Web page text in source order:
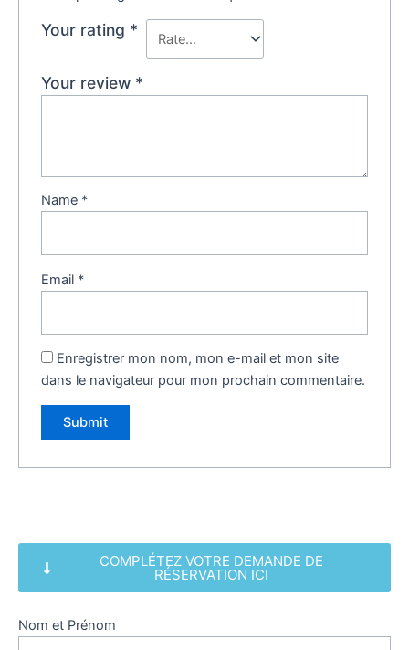
Your rating *
Your review *
Name *
Email *
Enregistrer mon nom, mon e-mail et mon site
dans le navigateur pour mon prochain commentaire.
COMPLÉTEZ VOTRE DEMANDE DE
RÉSERVATION ICI
Nom et Prénom